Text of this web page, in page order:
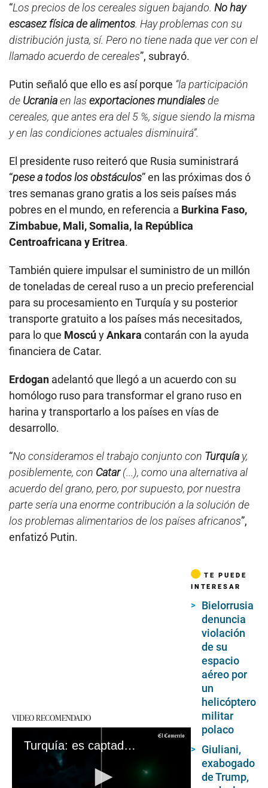
“Los precios de los cereales siguen bajando. No hay
escasez física de alimentos. Hay problemas con su
distribución justa, sí. Pero no tiene nada que ver con el
llamado acuerdo de cereales”, subrayó.
Putin señaló que ello es así porque “la participación
de Ucraniaen las exportaciones mundialesde
cereales, que antes era del 5 %, sigue siendo la misma
y en las condiciones actuales disminuirá”.
El presidente ruso reiteró que Rusia suministrará
“pese a todos los obstáculos” en las próximas dos ó
tres semanas grano gratis a los seis países más
pobres en el mundo, en referencia a Burkina Faso,
Zimbabue, Mali, Somalia, la República
Centroafricana y Eritrea.
También quiere impulsar el suministro de un millón
de toneladas de cereal ruso a un precio preferencial
para su procesamiento en Turquía y su posterior
transporte gratuito a los países más necesitados,
para lo que MoscúyAnkara contarán con la ayuda
financiera de Catar.
Erdogan adelantó que llegó a un acuerdo con su
homólogo ruso para transformar el grano ruso en
harina y transportarlo a los países en vías de
desarrollo.
“No consideramos el trabajo conjunto con Turquía y,
posiblemente, con Catar(...), como una alternativa al
acuerdo del grano, pero, por supuesto, por nuestra
parte sería una enorme contribución a la solución de
los problemas alimentarios de los países africanos”,
enfatizó Putin.
VIDEO RECOMENDADO
Turquía: es captado sorprendente meteorito verde en el cielo
TE PUEDE
INTERESAR
Bielorrusia
denuncia
violación
de su
espacio
aéreo por
un
helicóptero
militar
polaco
Giuliani,
exabogado
de Trump,